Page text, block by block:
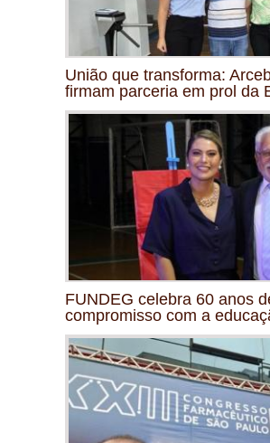
União que transforma:
firmam parceria em prol da
FUNDEG celebra 60 anos
compromisso com a